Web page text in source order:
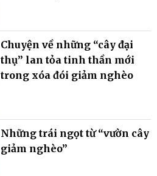
Chuyện về những “cây đại
thụ” lan tỏa tinh thần mới
trong xóa đói giảm nghèo
Những trái ngọt từ “vườn cây
giảm nghèo”